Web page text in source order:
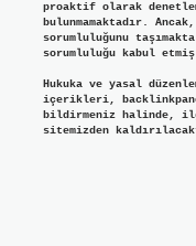
proaktif olarak
bulunmamaktadır.
sorumluluğunu
sorumluluğu kabul
Hukuka ve yasal
içerikleri,
bildirmeniz halinde,
sitemizden